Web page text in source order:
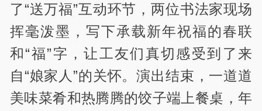
了“送万福”互动环节，两位书法家现场
挥毫泼墨，写下承载新年祝福的春联
和“福”字，让工友们真切感受到了来
自“娘家人”的关怀。演出结束，一道道
美味菜肴和热腾腾的饺子端上餐桌，年